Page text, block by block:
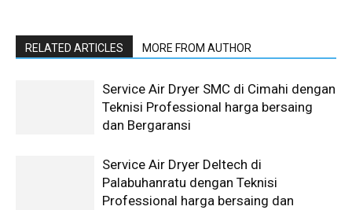
RELATED ARTICLES MORE FROM AUTHOR
Service Air Dryer SMC di Cimahi dengan
Teknisi Professional harga bersaing
dan Bergaransi
Service Air Dryer Deltech di
Palabuhanratu dengan Teknisi
Professional harga bersaing dan